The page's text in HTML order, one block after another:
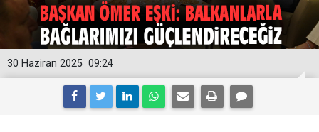
09:24
30 Haziran 2025